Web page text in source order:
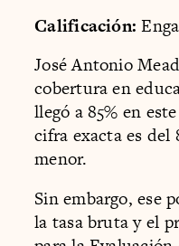
Calificación:
José Antonio
cobertura en
llegó a 85% en
cifra exacta es del
menor.
Sin embargo, ese
la tasa bruta y el